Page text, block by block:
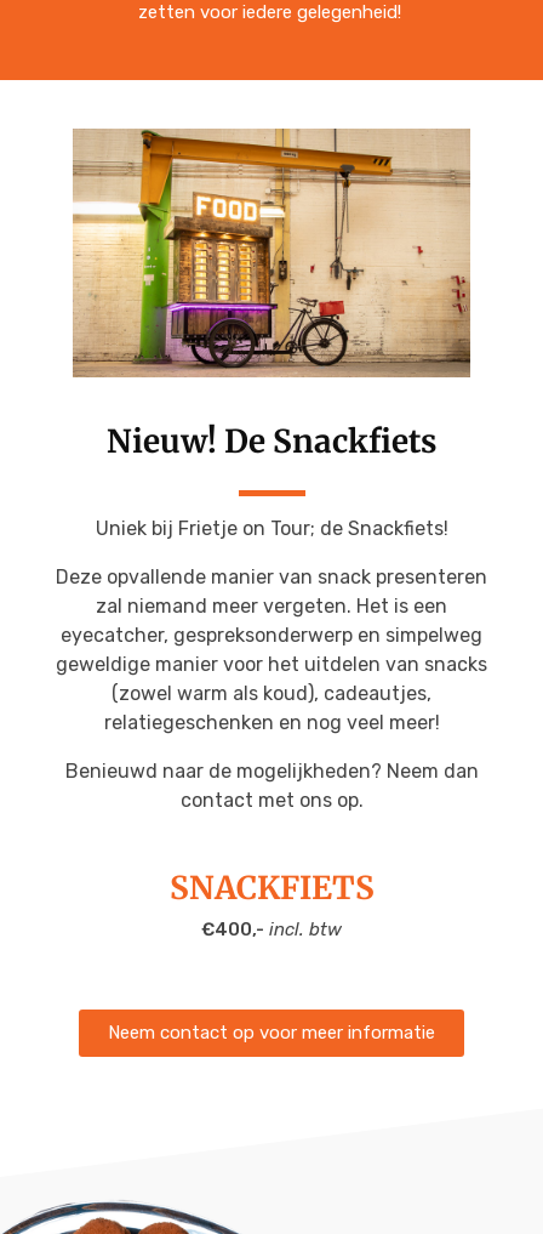
zetten voor iedere gelegenheid!
Nieuw! De Snackfiets
Uniek bij Frietje on Tour; de Snackfiets!
Deze opvallende manier van snack presenteren
zal niemand meer vergeten. Het is een
eyecatcher, gespreksonderwerp en simpelweg
geweldige manier voor het uitdelen van snacks
(zowel warm als koud), cadeautjes,
relatiegeschenken en nog veel meer!
Benieuwd naar de mogelijkheden? Neem dan
contact met ons op.
SNACKFIETS
€400,- incl. btw
Neem contact op voor meer informatie